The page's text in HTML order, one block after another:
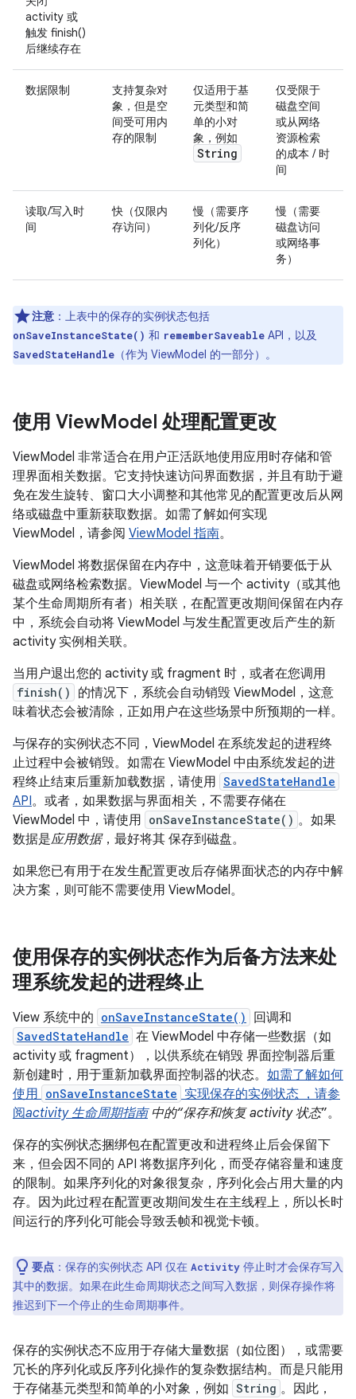
activity 或
触发 finish()
后继续存在
数据限制
支持复杂对
象，但是空
间受可用内
存的限制
仅适用于基
元类型和简
单的小对
象，例如
String
仅受限于
磁盘空间
或从网络
资源检索
的成本 / 时
间
读取/写入时
间
快（仅限内
存访问）
慢（需要序
列化/反序
列化）
慢（需要
磁盘访问
或网络事
务）
注意 ：上表中的保存的实例状态包括
onSaveInstanceState() 和 rememberSaveable API，以及
SavedStateHandle （作为 ViewModel 的一部分）。
使用 ViewModel 处理配置更改
ViewModel 非常适合在用户正活跃地使用应用时存储和管
理界面相关数据。它支持快速访问界面数据，并且有助于避
免在发生旋转、窗口大小调整和其他常见的配置更改后从网
络或磁盘中重新获取数据。如需了解如何实现
ViewModel，请参阅 ViewModel 指南。
ViewModel 将数据保留在内存中，这意味着开销要低于从
磁盘或网络检索数据。ViewModel 与一个 activity（或其他
某个生命周期所有者）相关联，在配置更改期间保留在内存
中，系统会自动将 ViewModel 与发生配置更改后产生的新
activity 实例相关联。
当用户退出您的 activity 或 fragment 时，或者在您调用
finish()
的情况下，系统会自动销毁 ViewModel，这意
味着状态会被清除，正如用户在这些场景中所预期的一样。
与保存的实例状态不同，ViewModel 在系统发起的进程终
止过程中会被销毁。如需在 ViewModel 中由系统发起的进
程终止结束后重新加载数据，请使用 SavedStateHandle
API。或者，如果数据与界面相关，不需要存储在
ViewModel 中，请使用 onSaveInstanceState() 。如果
数据是应用数据，最好将其 保存到磁盘。
如果您已有用于在发生配置更改后存储界面状态的内存中解
决方案，则可能不需要使用 ViewModel。
使用保存的实例状态作为后备方法来处
理系统发起的进程终止
View 系统中的 onSaveInstanceState() 回调和
SavedStateHandle 在 ViewModel 中存储一些数据（如
activity 或 fragment），以供系统在销毁 界面控制器后重
新创建时，用于重新加载界面控制器的状态。 如需了解如何
使用 onSaveInstanceState 实现保存的实例状态 ，请参
阅activity 生命周期指南中的“保存和恢复 activity 状态”。
保存的实例状态捆绑包在配置更改和进程终止后会保留下
来，但会因不同的 API 将数据序列化，而受存储容量和速度
的限制。如果序列化的对象很复杂，序列化会占用大量的内
存。因为此过程在配置更改期间发生在主线程上，所以长时
间运行的序列化可能会导致丢帧和视觉卡顿。
要点 ：保存的实例状态 API 仅在 Activity 停止时才会保存写入
其中的数据。如果在此生命周期状态之间写入数据，则保存操作将
推迟到下一个停止的生命周期事件。
保存的实例状态不应用于存储大量数据（如位图），或需要
冗长的序列化或反序列化操作的复杂数据结构。而是只能用
于存储基元类型和简单的小对象，例如 String 。因此，